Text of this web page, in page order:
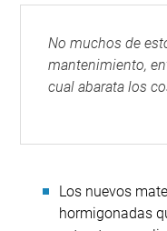
No muchos de
mantenimiento,
cual abarata los
Los nuevos
hormigonadas